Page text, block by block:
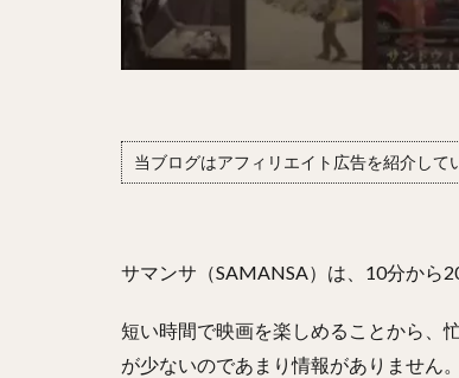
当ブログはアフィリエイト広告を紹介して
サマンサ（SAMANSA）は、10分から
短い時間で映画を楽しめることから、
が少ないのであまり情報がありません。